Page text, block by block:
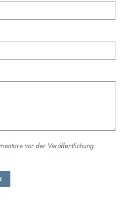
vor der Veröffentlichung